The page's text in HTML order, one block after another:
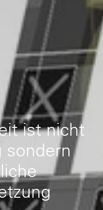
ist nicht
sondern